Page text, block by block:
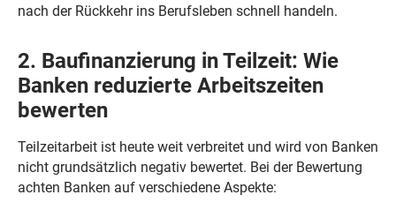
nach der Rückkehr ins Berufsleben schnell handeln.
2. Baufinanzierung in Teilzeit: Wie
Banken reduzierte Arbeitszeiten
bewerten
Teilzeitarbeit ist heute weit verbreitet und wird von Banken
nicht grundsätzlich negativ bewertet. Bei der Bewertung
achten Banken auf verschiedene Aspekte: